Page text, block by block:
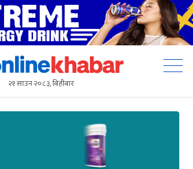
२१ साउन २०८३, बिहीबार